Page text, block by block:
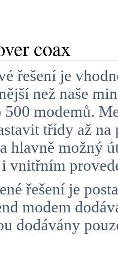
coax
řešení je
než naše
500 modemů.
třídy až
hlavně možný
vnitřním
řešení je
modem
dodávány